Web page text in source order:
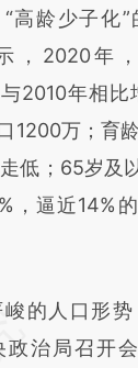
高龄少子化
，2020年
2010年相比
1200万；育
低；65岁及
，逼近14%
人口形势
政治局召开